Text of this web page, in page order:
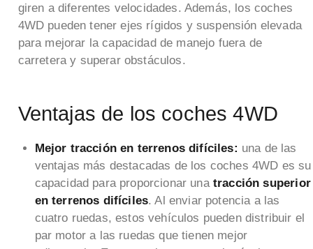
giren a diferentes velocidades. Además, los coches
4WD pueden tener ejes rígidos y suspensión elevada
para mejorar la capacidad de manejo fuera de
carretera y superar obstáculos.
Ventajas de los coches 4WD
Mejor tracción en terrenos difíciles: una de las
ventajas más destacadas de los coches 4WD es su
capacidad para proporcionar una tracción superior
en terrenos difíciles. Al enviar potencia a las
cuatro ruedas, estos vehículos pueden distribuir el
par motor a las ruedas que tienen mejor